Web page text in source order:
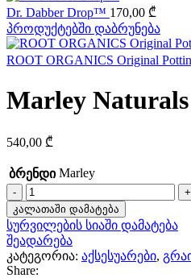
Dr. Dabber Drop™ 170,00 ₾
პროდუქტებში დაბრუნება
ROOT ORGANICS Original
Marley
540,00 ₾
ბრენდი Marley
რაოდენობა:
Marley
Naturals
Big
Grinder
კალათაში დამატება
სურვილების სიაში დამატება
შეადარება
კატეგორია: აქსესუარები,
Share: